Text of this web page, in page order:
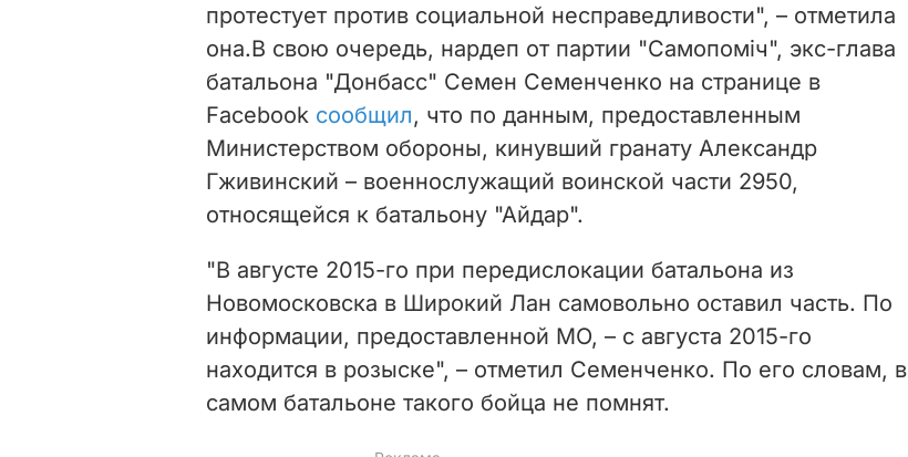
протестует против социальной несправедливости", – отметила
она.В свою очередь, нардеп от партии "Самопоміч", экс-глава
батальона "Донбасс" Семен Семенченко на странице в
Facebook сообщил, что по данным, предоставленным
Министерством обороны, кинувший гранату Александр
Гживинский – военнослужащий воинской части 2950,
относящейся к батальону "Айдар".
"В августе 2015-го при передислокации батальона из
Новомосковска в Широкий Лан самовольно оставил часть. По
информации, предоставленной МО, – с августа 2015-го
находится в розыске", – отметил Семенченко. По его словам, в
самом батальоне такого бойца не помнят.